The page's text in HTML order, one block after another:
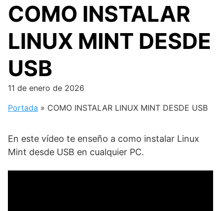
COMO INSTALAR
LINUX MINT DESDE
USB
11 de enero de 2026
Portada » COMO INSTALAR LINUX MINT DESDE USB
En este vídeo te enseño a como instalar Linux
Mint desde USB en cualquier PC.